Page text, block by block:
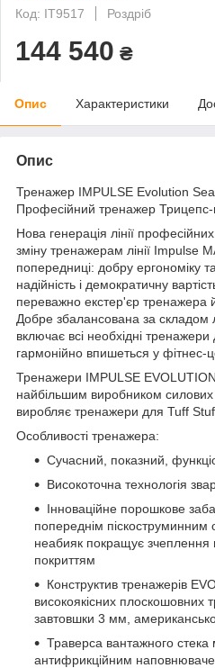
Код: IT9517
Роздріб
144 540 ₴
Опис Характеристики
Опис
Тренажер IMPULSE Evolution
Професійний тренажер
Нова генерація лінії
зміну тренажерам лінії Impulse
попередниці: добру ергономіку
надійність і демократичну
переважно екстер'єр тренажера
Добре збалансована за складом
включає всі необхідні тренажери
гармонійно впишеться у фітнес-
Тренажери IMPULSE
найбільшим виробником силових
виробляє тренажери для Tuff
Особливості тренажера:
Сучасний, показний,
Високоточна технологія
Інноваційне порошкове
попереднім
неабияк покращує
покриттям
Конструктив тренажерів
високоякісних плоскошовних
завтовшки 3 мм,
Траверса вантажного стека
антифрикційним